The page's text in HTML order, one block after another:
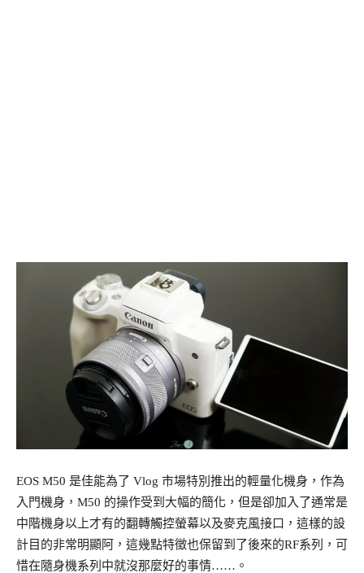
EOS M50 是佳能為了 Vlog 市場特別推出的輕量化機身，作為
入門機身，M50 的操作受到大幅的簡化，但是卻加入了通常是
中階機身以上才有的翻轉觸控螢幕以及麥克風接口，這樣的設
計目的非常明顯阿，這幾點特徵也保留到了後來的RF系列，可
惜在隨身機系列中就沒那麼好的事情……。